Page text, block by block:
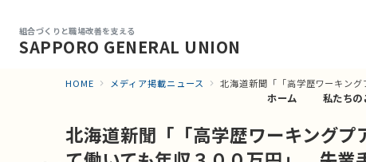
組合づくりと職場改善を支える
SAPPORO GENERAL UNION
ホーム 私たちの
HOME メディア掲載ニュース 北海道新聞「「高学歴ワーキン
北海道新聞「「高学歴ワーキング